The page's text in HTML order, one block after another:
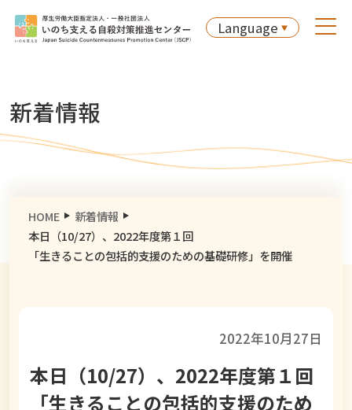
Language
新着情報
HOME
新着情報
本日（10/27）、2022年度第１回
「生きることの包括的支援のための基礎研修」を開催
2022年10月27日
本日（10/27）、2022年度第１回
「生きることの包括的支援のため